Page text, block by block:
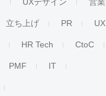
立ち上げ PR UX
HR Tech CtoC
PMF IT